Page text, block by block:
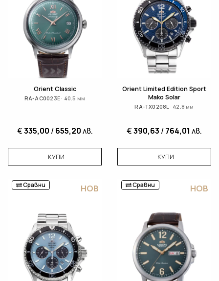
Orient Classic
RA-AC0023E · 40.5 мм
€335,00 /655,20лв.
КУПИ
Orient Limited Edition Sport
Mako Solar
RA-TX0208L · 42.8 мм
€390,63 /764,01 лв.
КУПИ
Сравни НОВ Сравни НОВ